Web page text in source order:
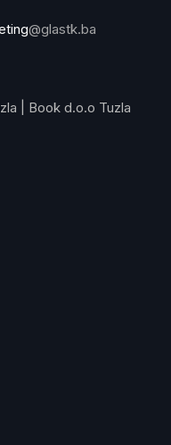
@glastk.ba
| Book d.o.o Tuzla